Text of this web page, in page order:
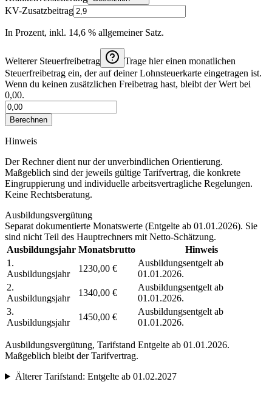
KV-Zusatzbeitrag
In Prozent, inkl. 14,6 % allgemeiner Satz.
Weiterer Steuerfreibetrag
Trage hier einen monatlichen
Steuerfreibetrag ein, der auf deiner Lohnsteuerkarte eingetragen ist.
Wenn du keinen zusätzlichen Freibetrag hast, bleibt der Wert bei
0,00.
Berechnen
Hinweis
Der Rechner dient nur der unverbindlichen Orientierung.
Maßgeblich sind der jeweils gültige Tarifvertrag, die konkrete
Eingruppierung und individuelle arbeitsvertragliche Regelungen.
Keine Rechtsberatung.
Ausbildungsvergütung
Separat dokumentierte Monatswerte (Entgelte ab 01.01.2026). Sie
sind nicht Teil des Hauptrechners mit Netto-Schätzung.
Ausbildungsjahr Monatsbrutto
Hinweis
1.
Ausbildungsjahr
1230,00 €
Ausbildungsentgelt ab
01.01.2026.
2.
Ausbildungsjahr
1340,00 €
Ausbildungsentgelt ab
01.01.2026.
3.
Ausbildungsjahr
1450,00 €
Ausbildungsentgelt ab
01.01.2026.
Ausbildungsvergütung, Tarifstand Entgelte ab 01.01.2026.
Maßgeblich bleibt der Tarifvertrag.
Älterer Tarifstand: Entgelte ab 01.02.2027